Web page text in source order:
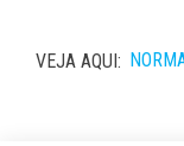
VEJA AQUI: